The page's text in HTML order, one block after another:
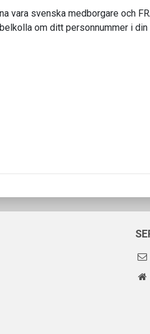
vara svenska medborgare och
om ditt personnummer i